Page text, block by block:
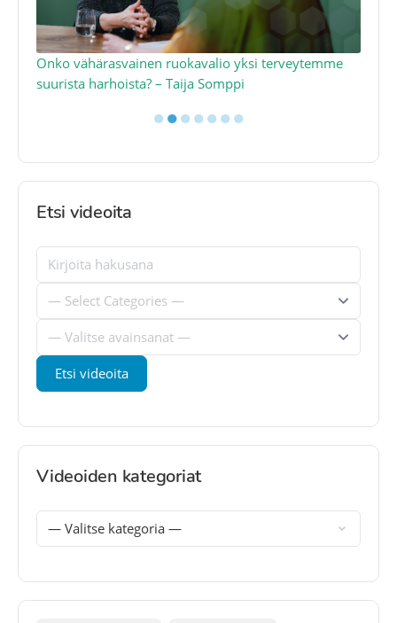
Onko vähärasvainen ruokavalio yksi terveytemme
suurista harhoista? – Taija Somppi
●●●●●●●
Etsi videoita
Videoiden kategoriat